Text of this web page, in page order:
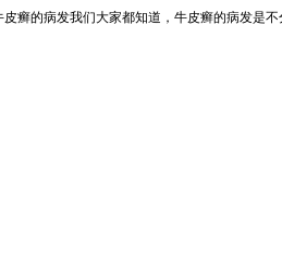
的病发我们大家都知道，牛皮癣的病发是不